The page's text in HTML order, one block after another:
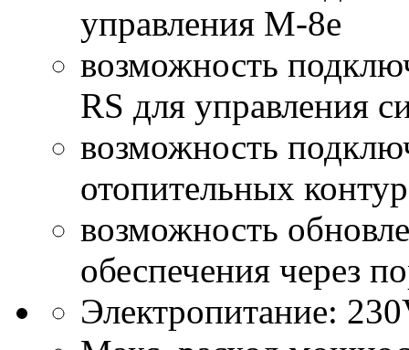
управления M-8е
возможность
RS для управления
возможность
отопительных
возможность
обеспечения через
Электропитание: